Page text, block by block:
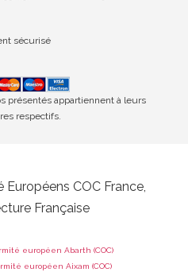
sécurisé
présentés appartiennent à leurs
respectifs.
COC France,
Française
européen Abarth (COC)
européen Aixam (COC)